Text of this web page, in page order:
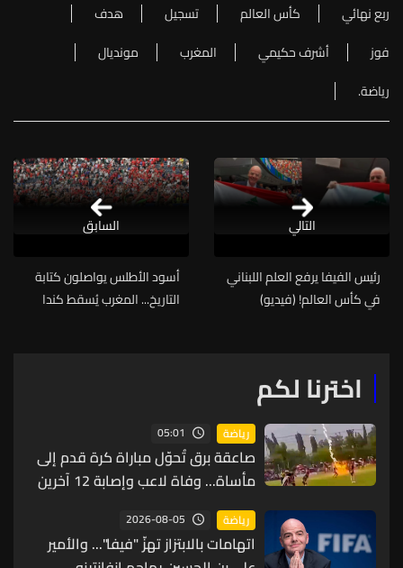
ربع نهائي
كأس العالم تسجيل
هدف
فوز
أشرف حكيمي المغرب
مونديال
رياضة.
التالي
رئيس الفيفا يرفع العلم اللبناني
في كأس العالم! (فيديو)
أسود الأطلس يواصلون كتابة
التاريخ... المغرب يُسقط كندا
السابق
اخترنا لكم
رياضة 05:01
صاعقة برق تُحوّل مباراة كرة قدم إلى
مأساة... وفاة لاعب وإصابة 12 آخرين
رياضة 2026-08-05
اتهامات بالابتزاز تهزّ "فيفا"... والأمير